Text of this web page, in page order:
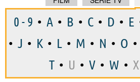
0 - 9 • A • B • C • D • E
• J • K • L • M • N • O •
T • U • V • W • X